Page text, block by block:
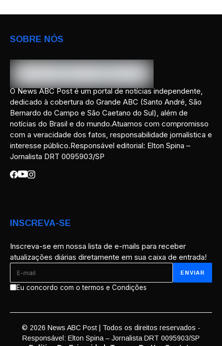
SOBRE NÓS
O News ABC Post é um portal de notícias independente,
dedicado à cobertura do Grande ABC (Santo André, São
Bernardo do Campo e São Caetano do Sul), além de
notícias do Brasil e do mundo.Atuamos com compromisso
com a veracidade dos fatos, responsabilidade jornalística e
interesse público.Responsável editorial: Elton Spina –
Jornalista DRT 0095903/SP
INSCREVA-SE
Inscreva-se em nossa lista de e-mails para receber
atualizações diárias diretamente em sua caixa de entrada!
Eu concordo com o termos e Condições
© 2026 News ABC Post | Todos os direitos reservados -
Responsável: Elton Spina – Jornalista DRT 0095903/SP